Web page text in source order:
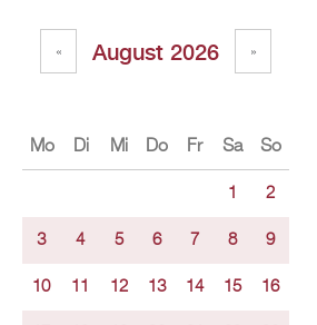
Au­gust 2026
« »
Mo Di Mi Do Fr Sa So
1 2
3 4 5 6 7 8 9
10 11 12 13 14 15 16